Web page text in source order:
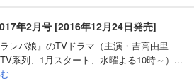
年2月号 [2016年12月24日発売]
ラレバ娘』のTVドラマ（主演・吉高由里
系列、1月スタート、水曜よる10時～）...